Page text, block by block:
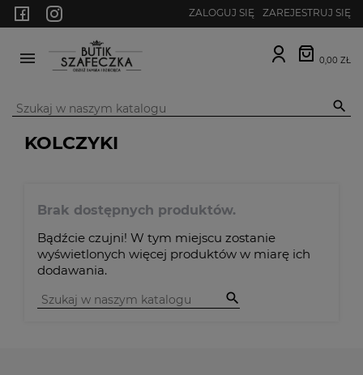
ZALOGUJ SIĘ ZAREJESTRUJ SIĘ

0,00 ZŁ
MENU
KOLCZYKI
Brak dostępnych produktów.
Bądźcie czujni! W tym miejscu zostanie
wyświetlonych więcej produktów w miarę ich
dodawania.
